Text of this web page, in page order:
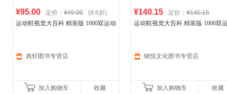
¥95.00 定价： ¥99.00
(9.6折)
运动鞋视觉大百科 精装版 1000双运动
典轩图书专营店
加入购物车 收藏
¥140.15 定价： ¥140.15
运动鞋视觉大百科 精装版 1000双
铭悦文化图书专营店
加入购物车 收藏